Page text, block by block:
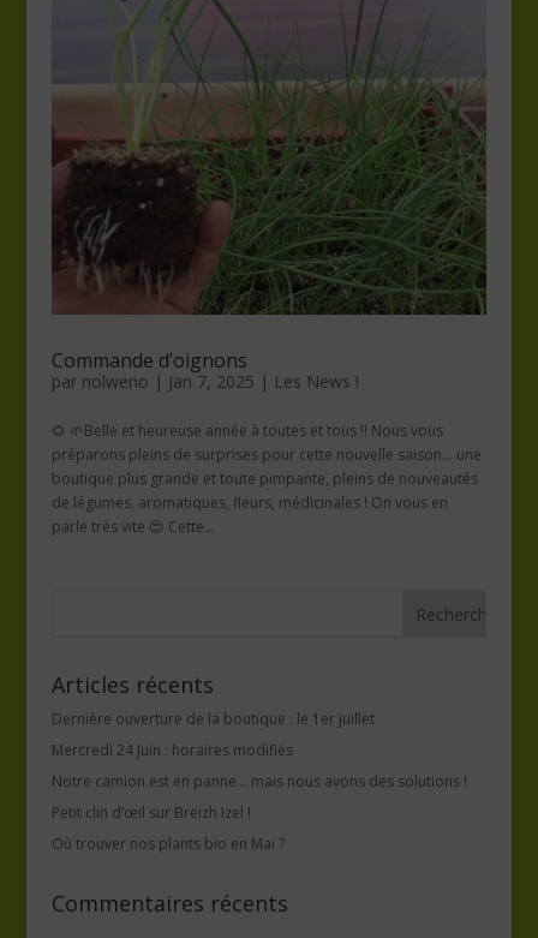
Commande d’oignons
par nolweno | Jan 7, 2025 | Les News !
🌻 🌱Belle et heureuse année à toutes et tous !! Nous vous
préparons pleins de surprises pour cette nouvelle saison… une
boutique plus grande et toute pimpante, pleins de nouveautés
de légumes, aromatiques, fleurs, médicinales ! On vous en
parle très vite 😍 Cette...
Articles récents
Dernière ouverture de la boutique : le 1er juillet
Mercredi 24 Juin : horaires modifiés
Notre camion est en panne… mais nous avons des solutions !
Petit clin d’œil sur Breizh Izel !
Où trouver nos plants bio en Mai ?
Commentaires récents